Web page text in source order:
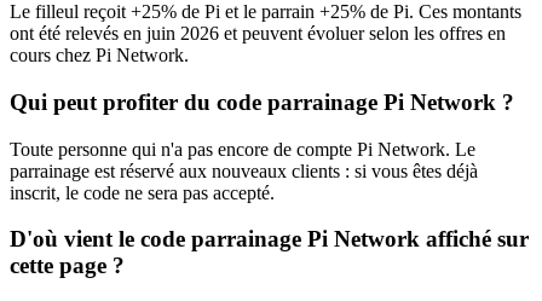
Le filleul reçoit +25% de Pi et le parrain +25% de Pi. Ces montants
ont été relevés en juin 2026 et peuvent évoluer selon les offres en
cours chez Pi Network.
Qui peut profiter du code parrainage Pi Network ?
Toute personne qui n'a pas encore de compte Pi Network. Le
parrainage est réservé aux nouveaux clients : si vous êtes déjà
inscrit, le code ne sera pas accepté.
D'où vient le code parrainage Pi Network affiché sur
cette page ?